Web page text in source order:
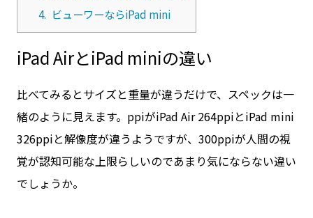
4. ビューワーならiPad mini
iPad AirとiPad miniの違い
比べてみるとサイズと重量が違うだけで、スペックは一
緒のように見えます。ppiがiPad Air 264ppiとiPad mini
326ppiと解像度が違うようですが、300ppiが人間の視
覚が認知可能な上限らしいのであまり気にならない違い
でしょうか。